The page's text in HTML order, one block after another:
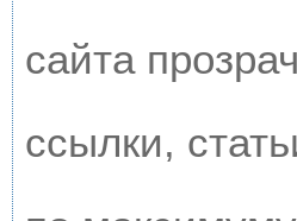
сайта
ссылки,